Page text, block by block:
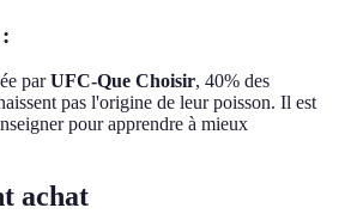
parUFC-Que Choisir, 40% des
pas l'origine de leur poisson. Il est
pour apprendre à mieux
achat